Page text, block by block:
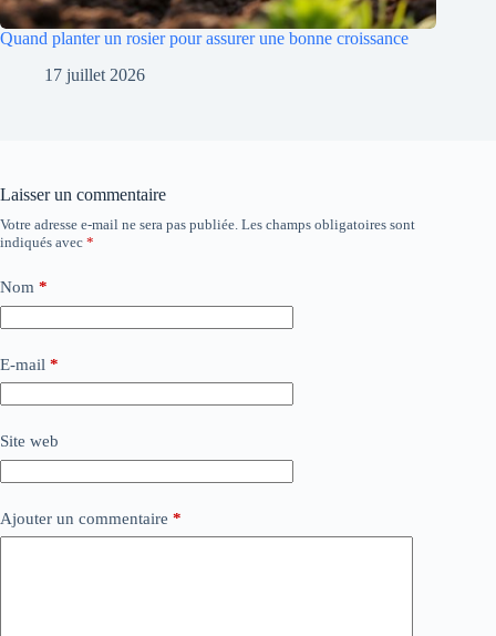
Quand planter un rosier pour assurer une bonne croissance
17 juillet 2026
Laisser un commentaire
Votre adresse e-mail ne sera pas publiée. Les champs obligatoires sont
indiqués avec *
Nom *
E-mail *
Site web
Ajouter un commentaire *